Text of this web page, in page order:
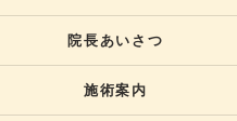
院長あいさつ
施術案内